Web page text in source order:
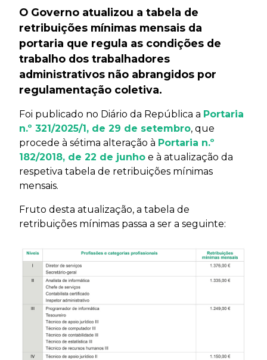
O Governo atualizou a tabela de
retribuições mínimas mensais da
portaria que regula as condições de
trabalho dos trabalhadores
administrativos não abrangidos por
regulamentação coletiva.
Foi publicado no Diário da República a Portaria
n.º 321/2025/1, de 29 de setembro, que
procede à sétima alteração à Portaria n.º
182/2018, de 22 de junho e à atualização da
respetiva tabela de retribuições mínimas
mensais.
Fruto desta atualização, a tabela de
retribuições mínimas passa a ser a seguinte: